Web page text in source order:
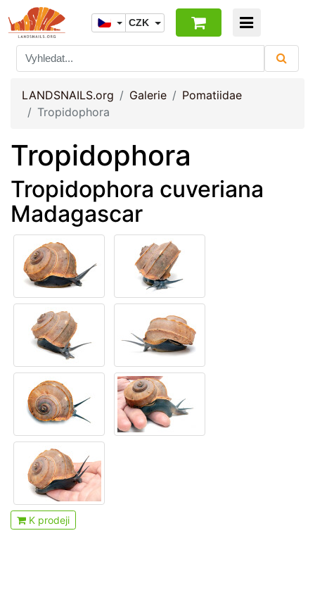
CZK
LANDSNAILS.org Galerie
Pomatiidae
Tropidophora
Tropidophora
Tropidophora cuveriana
Madagascar
K prodeji